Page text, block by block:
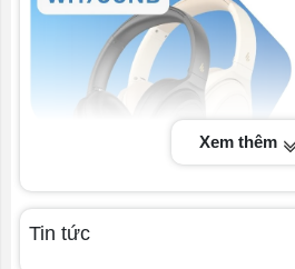
Xem thêm
Tin tức
Phạm vi kết
10m
80ms
Edifier Connect
Phương thức
điều khiển
Nút bấm vật lý